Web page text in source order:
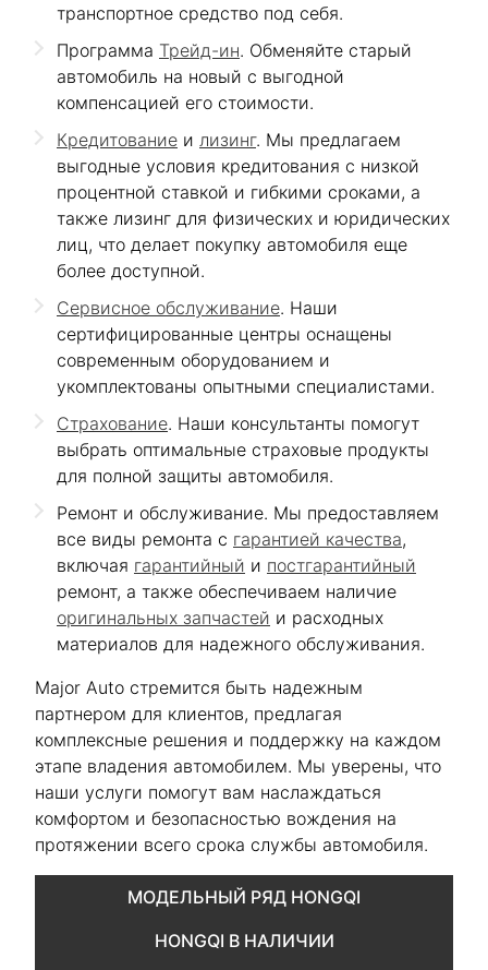
транспортное средство под себя.
Программа Трейд-ин. Обменяйте старый
автомобиль на новый с выгодной
компенсацией его стоимости.
Кредитование и лизинг. Мы предлагаем
выгодные условия кредитования с низкой
процентной ставкой и гибкими сроками, а
также лизинг для физических и юридических
лиц, что делает покупку автомобиля еще
более доступной.
Сервисное обслуживание. Наши
сертифицированные центры оснащены
современным оборудованием и
укомплектованы опытными специалистами.
Страхование. Наши консультанты помогут
выбрать оптимальные страховые продукты
для полной защиты автомобиля.
Ремонт и обслуживание. Мы предоставляем
все виды ремонта с гарантией качества,
включая гарантийный и постгарантийный
ремонт, а также обеспечиваем наличие
оригинальных запчастей и расходных
материалов для надежного обслуживания.
Major Auto стремится быть надежным
партнером для клиентов, предлагая
комплексные решения и поддержку на каждом
этапе владения автомобилем. Мы уверены, что
наши услуги помогут вам наслаждаться
комфортом и безопасностью вождения на
протяжении всего срока службы автомобиля.
МОДЕЛЬНЫЙ РЯД HONGQI
HONGQI В НАЛИЧИИ